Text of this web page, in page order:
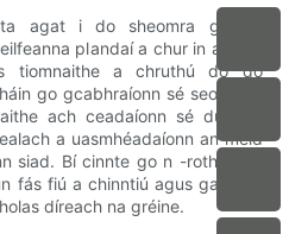
agat i do sheomra gréine,
plandaí a chur in aice le
tiomnaithe a chruthú do do
go gcabhraíonn sé seo le do
ach ceadaíonn sé duit do
a uasmhéadaíonn an méid
siad. Bí cinnte go n -rothlaíonn
fás fiú a chinntiú agus gan aon
díreach na gréine.